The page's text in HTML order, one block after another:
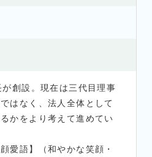
創設。現在は三代目理事
はなく、法人全体として
かをより考えて進めてい
愛語】（和やかな笑顔・